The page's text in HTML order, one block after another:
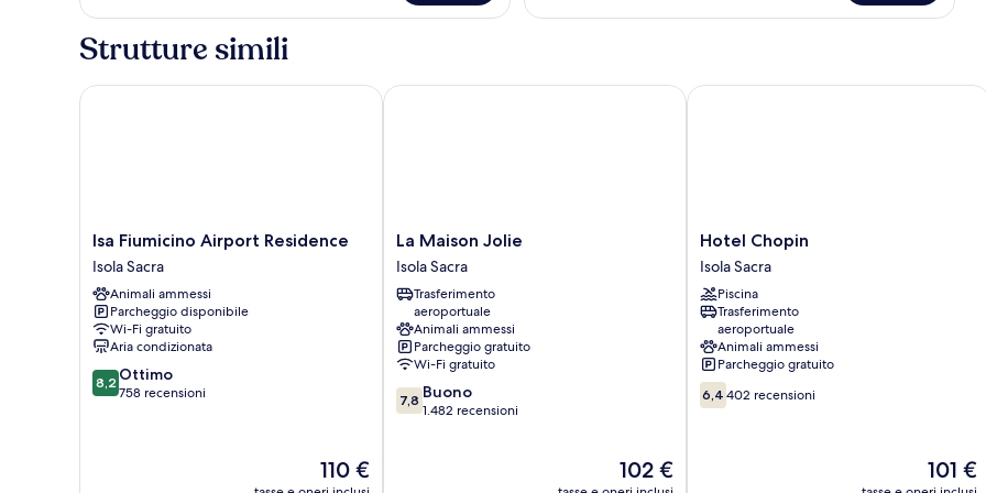
Classic
Strutture simili
Isa
Fiumicino
Airport
Residence
Isola
Sacra
Isa Fiumicino Airport Residence
Isola Sacra
Animali ammessi
Parcheggio disponibile
Wi-Fi gratuito
Aria condizionata
8.2
su
8,2 Ottimo
758 recensioni
Il
prezzo
110 €
Isa Fiumicino Airport Residence
La
Maison
Jolie
Isola
Sacra
La Maison Jolie
Isola Sacra
Trasferimento
aeroportuale
Animali ammessi
Parcheggio gratuito
Wi-Fi gratuito
7.8
su
7,8 Buono
1.482 recensioni
Il
prezzo
102 €
La Maison Jolie
Hotel
Chopin
Isola
Sacra
Hotel Chopin
Isola Sacra
Piscina
Trasferimento
aeroportuale
Animali ammessi
Parcheggio gratuito
6.4
su
6,4 402 recensioni
Il
prezzo
101 €
Hotel Chopin